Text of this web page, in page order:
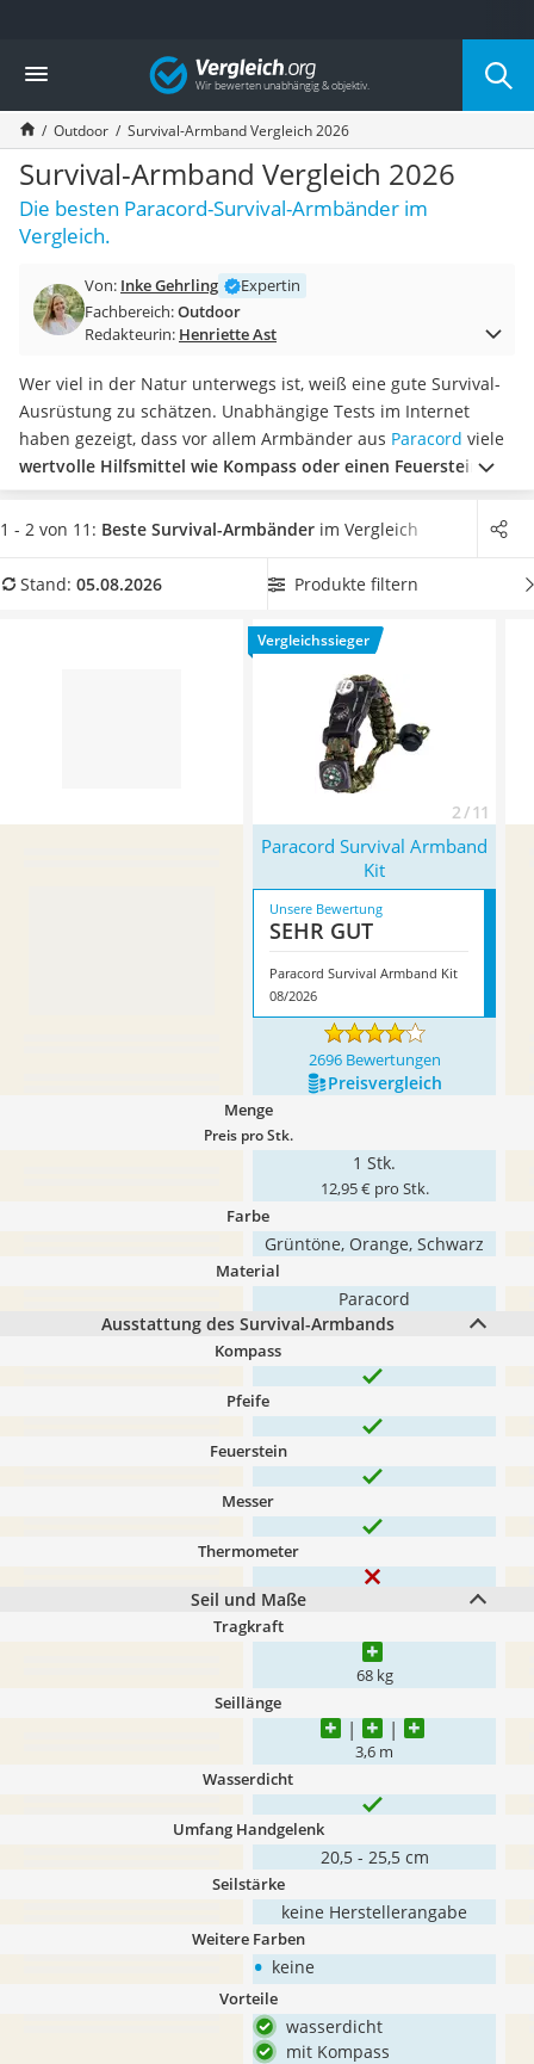
Die beliebtesten Vergleiche nach Kategorie
Freizeit & Sport
Gartentrampolin
Trampolin
Metalldetektor
Eufab-Fahrradträger
Trampolin 366 cm
Fahrradschloss
Futterboot
Air Bike
Trekkingschuhe Herren
Reisetasche mit Rollen
Klimmzugstation
Koffer
Nachtsichtgerät
Faltschloss
Vibrationsplatte
Vergleich
Outdoor Survival-Armband Vergleich 2026
Survival-Armband Vergleich 2026
Die besten Paracord-Survival-Armbänder im
Vergleich.
Von: Inke Gehrling
Expertin
Fachbereich:Outdoor
Redakteurin: Henriette Ast
Wer viel in der Natur unterwegs ist, weiß eine gute Survival-
Ausrüstung zu schätzen. Unabhängige Tests im Internet
haben gezeigt, dass vor allem Armbänder aus Paracord viele
wertvolle Hilfsmittel wie Kompass oder einen Feuerstein
bieten.Wählen Sie jetzt ein Survival-Armband aus unserer
Vergleichstabelle aus, welches denpassenden Umfang für Ihr
können. Überzeugt hat uns hier im August 2026 besonders
1 - 2 von 11: Beste Survival-Armbänder im Vergleich
Stand: 05.08.2026 Produkte filtern
Vergleichssieger
2 / 11
Paracord Survival Armband
Kit
Unsere Bewertung
SEHR GUT
Paracord Survival Armband Kit
08/2026
2696 Bewertungen
Preis­vergleich
Menge
Preis pro Stk.
1 Stk.
12,95 € pro Stk.
Farbe
Grüntöne, Orange, Schwarz
Material
Paracord
Ausstattung des Survival-Armbands
Kompass
Pfeife
Feuerstein
Messer
Thermometer
Seil und Maße
Tragkraft
68 kg
Seillänge
3,6 m
Wasserdicht
Umfang Handgelenk
20,5 - 25,5 cm
Seilstärke
keine Herstellerangabe
Weitere Farben
• keine
Vorteile
wasserdicht
mit Kompass